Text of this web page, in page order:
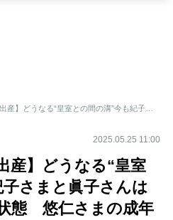
【小室眞子さんが出産】どうなる“皇室との間の溝”今も紀子さまと眞子さんは直接連絡できない状態 悠仁さまの成年式が“雪解け”の舞台となるか
2025.05.25 11:00
産】どうなる“皇室
さまと眞子さんは
態 悠仁さまの成年